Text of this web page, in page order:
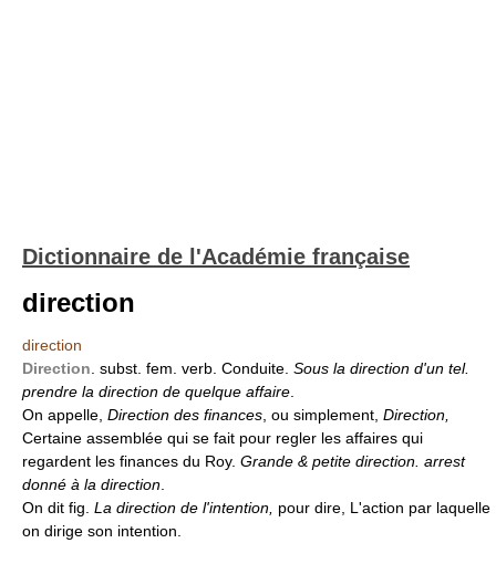
Dictionnaire de l'Académie française
direction
direction
Direction . subst. fem. verb. Conduite. Sous la direction d'un tel.
prendre la direction de quelque affaire
On appelle, Direction des finances , ou simplement, Direction,
Certaine assemblée qui se fait pour regler les affaires qui
regardent les finances du Roy. Grande & petite direction. arrest
donné à la direction
On dit fig. La direction de l'intention, pour dire, L'action par laquelle
on dirige son intention.